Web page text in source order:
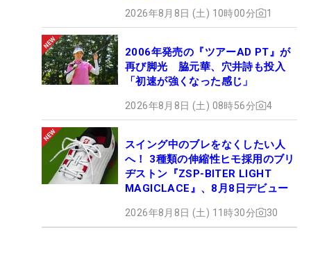
2026年8月8日 (土) 10時00分 1
2006年発売の『ツアーAD PT』が
再び脚光 脇元華、穴井詩も投入
「初速が強くなった感じ」
2026年8月8日 (土) 08時56分 4
スイング中のブレをなくしたい人
へ！ 3種類の伸縮性ヒモ採用のブリ
ヂストン『ZSP-BITER LIGHT
MAGICLACE』、8月8日デビュー
2026年8月8日 (土) 11時30分 30